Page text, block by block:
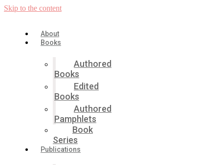
Skip to the content
About
Books
Authored
Books
Edited
Books
Authored
Pamphlets
Book
Series
Publications